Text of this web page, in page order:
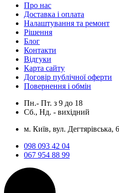
Про нас
Доставка і оплата
Налаштування та ремонт
Рішення
Блог
Контакти
Відгуки
Карта сайту
Договір публічної оферти
Повернення і обмін
Пн.- Пт. з 9 до 18
Сб., Нд. - вихідний
м. Київ, вул.
098 093 42 04
067 954 88 99